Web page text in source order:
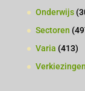
Onderwijs
Sectoren
Varia (413)